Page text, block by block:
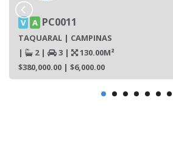
V A PC0011
TAQUARAL | CAMPINAS
|
2 | 3 |
130.00M²
$380,000.00 | $6,000.00